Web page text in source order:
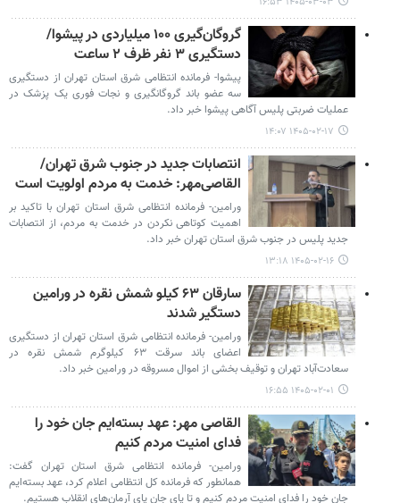
گروگان‌گیری ۱۰۰ میلیاردی در پیشوا/
دستگیری ۳ نفر ظرف ۲ ساعت
پیشوا- فرمانده انتظامی شرق استان تهران از دستگیری
سه عضو باند گروگانگیری و نجات فوری یک پزشک در
عملیات ضربتی پلیس آگاهی پیشوا خبر داد.
۱۴۰۵-۰۲-۱۷ ۱۴:۰۷
انتصابات جدید در جنوب شرق تهران/
القاصی‌مهر: خدمت به مردم اولویت است
ورامین- فرمانده انتظامی شرق استان تهران با تاکید بر
اهمیت کوتاهی نکردن در خدمت به مردم، از انتصابات
جدید پلیس در جنوب شرق استان تهران خبر داد.
۱۴۰۵-۰۲-۱۶ ۱۳:۱۸
سارقان ۶۳ کیلو شمش نقره در ورامین
دستگیر شدند
ورامین- فرمانده انتظامی شرق استان تهران از دستگیری
اعضای باند سرقت ۶۳ کیلوگرم شمش نقره در
سعادت‌آباد تهران و توقیف بخشی از اموال مسروقه در ورامین خبر داد.
۱۴۰۵-۰۲-۰۱ ۱۶:۵۵
القاصی مهر: عهد بسته‌ایم جان خود را
فدای امنیت مردم کنیم
ورامین- فرمانده انتظامی شرق استان تهران گفت:
همانطور که فرمانده کل انتظامی اعلام کرد، عهد بسته‌ایم
جان خود را فدای امنیت مردم کنیم و تا پای جان پای آرمان‌های انقلاب هستیم.